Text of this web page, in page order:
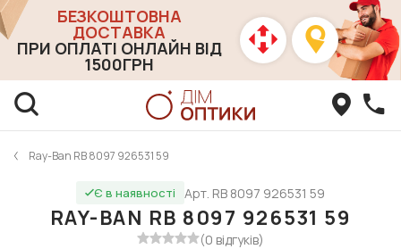
БЕЗКОШТОВНА
ДОСТАВКА
ПРИ ОПЛАТІ ОНЛАЙН ВІД
1500ГРН
Ray-Ban RB 8097 926531 59
Є в наявності Арт. RB 8097 926531 59
RAY-BAN RB 8097 926531 59
(0 відгуків)